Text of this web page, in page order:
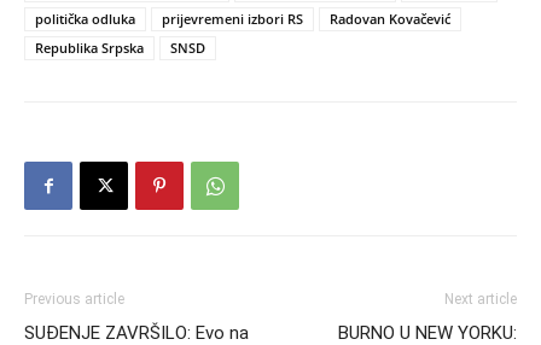
politička odluka
prijevremeni izbori RS
Radovan Kovačević
Republika Srpska
SNSD
Previous article
SUĐENJE ZAVRŠILO: Evo na
Next article
BURNO U NEW YORKU: